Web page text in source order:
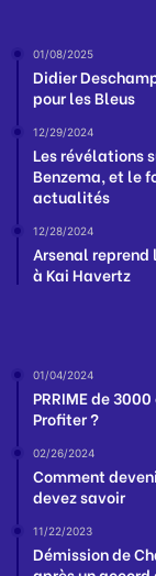
01/08/2025
Didier
pour les Bleus
12/29/2024
Les révélations
Benzema, et le
actualités
12/28/2024
Arsenal
à Kai Havertz
01/04/2024
PRRIME de
Profiter ?
02/26/2024
Comment
devez savoir
11/22/2023
Démission de